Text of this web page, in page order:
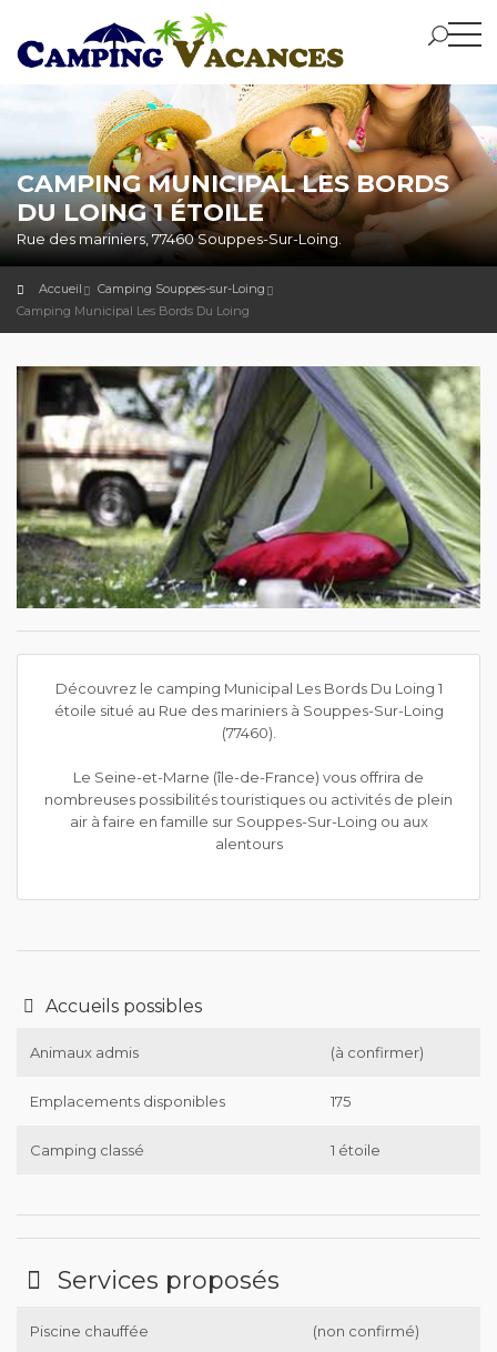
CAMPING MUNICIPAL LES BORDS
DU LOING 1 ÉTOILE
Rue des mariniers, 77460 Souppes-Sur-Loing.
Accueil
Camping Souppes-sur-Loing
Camping Municipal Les Bords Du Loing
Découvrez le camping Municipal Les Bords Du Loing 1
étoile situé au Rue des mariniers à Souppes-Sur-Loing
(77460).
Le Seine-et-Marne (île-de-France) vous offrira de
nombreuses possibilités touristiques ou activités de plein
air à faire en famille sur Souppes-Sur-Loing ou aux
alentours
Accueils possibles
Animaux admis (à confirmer)
Emplacements disponibles 175
Camping classé 1 étoile
Services proposés
Piscine chauffée (non confirmé)